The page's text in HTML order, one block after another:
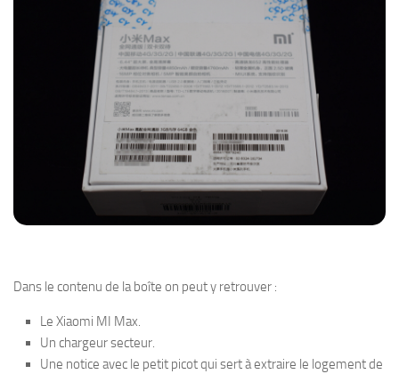
Dans le contenu de la boîte on peut y retrouver :
Le Xiaomi MI Max.
Un chargeur secteur.
Une notice avec le petit picot qui sert à extraire le logement de